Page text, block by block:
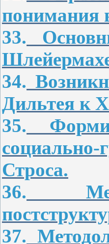
понимания
33.
34.
Дильтея к
35.
Строса.
36.
37.